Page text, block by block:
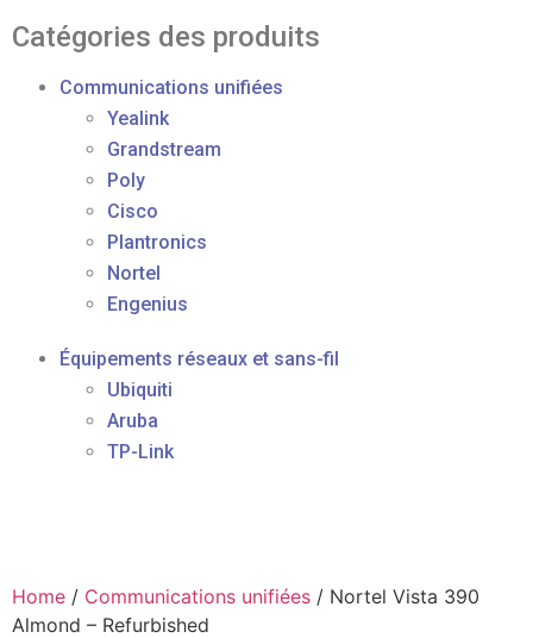
Catégories des produits
Communications unifiées
Yealink
Grandstream
Poly
Cisco
Plantronics
Nortel
Engenius
Équipements réseaux et sans-fil
Ubiquiti
Aruba
TP-Link
Home / Communications unifiées / Nortel Vista 390
Almond – Refurbished